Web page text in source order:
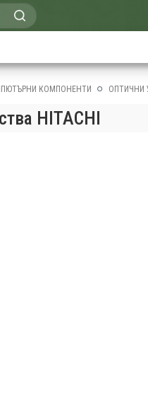
КОМПОНЕНТИ ОПТИЧНИ
HITACHI